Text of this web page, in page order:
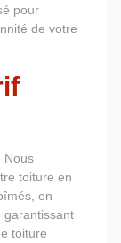
pour
de votre
Nous
toiture en
en
garantissant
toiture